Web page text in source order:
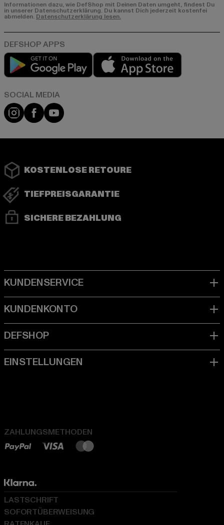
Informationen dazu, wie DefShop mit Deinen Daten umgeht, findest Du
in unserer Datenschutzerklärung. Du kannst Dich jederzeit kostenfei
abmelden. Datenschutzerklärung lesen.
Play market
Instagram
FacebookYouTube
KOSTENLOSE RETOURE
TIEFPREISGARANTIE
SICHERE BEZAHLUNG
ZAHLUNGSMETHODEN
LASTSCHRIFT
SOFORTÜBERWEISUNG